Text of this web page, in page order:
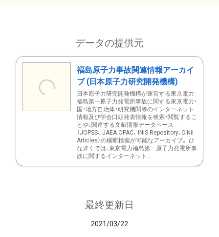
データの提供元
福島原子力事故関連情報アーカイ
ブ (日本原子力研究開発機構)
日本原子力研究開発機構が運営する東京電力
福島第一原子力発電所事故に関する東京電力・
国・地方自治体・研究機関等のインターネット
情報及び学会口頭発表情報を検索・閲覧するこ
とや、関連する文献情報データベース
（JOPSS、 JAEA OPAC、 INIS Repository、CiNii
Articles）の横断検索が可能なアーカイブ。 ひ
なぎくでは、東京電力福島第一原子力発電所事
故に関するインターネット...
最終更新日
2021/03/22